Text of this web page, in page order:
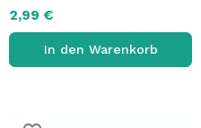
2,99 €
In den Warenkorb